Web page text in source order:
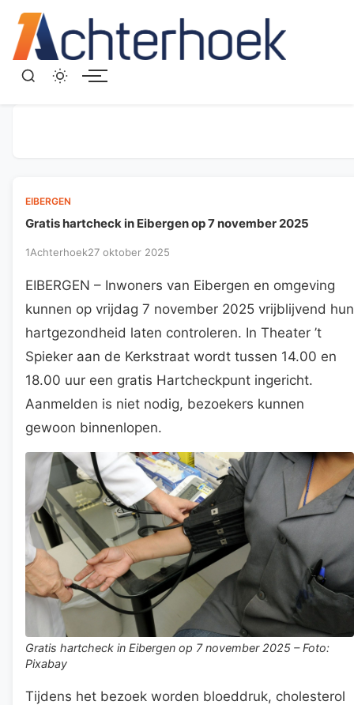
EIBERGEN
Gratis hartcheck in Eibergen op 7 november 2025
1Achterhoek27 oktober 2025
EIBERGEN – Inwoners van Eibergen en omgeving
kunnen op vrijdag 7 november 2025 vrijblijvend hun
hartgezondheid laten controleren. In Theater ’t
Spieker aan de Kerkstraat wordt tussen 14.00 en
18.00 uur een gratis Hartcheckpunt ingericht.
Aanmelden is niet nodig, bezoekers kunnen
gewoon binnenlopen.
Gratis hartcheck in Eibergen op 7 november 2025 – Foto:
Pixabay
Tijdens het bezoek worden bloeddruk, cholesterol